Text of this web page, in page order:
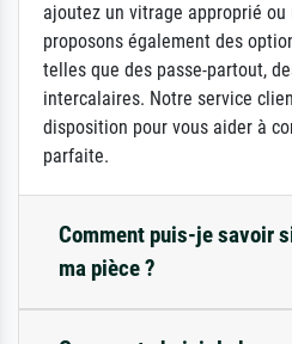
ajoutez un vitrage approprié ou
proposons également des
telles que des passe-partout,
intercalaires. Notre service
disposition pour vous aider à
parfaite.
Comment puis-je savoir
ma pièce ?